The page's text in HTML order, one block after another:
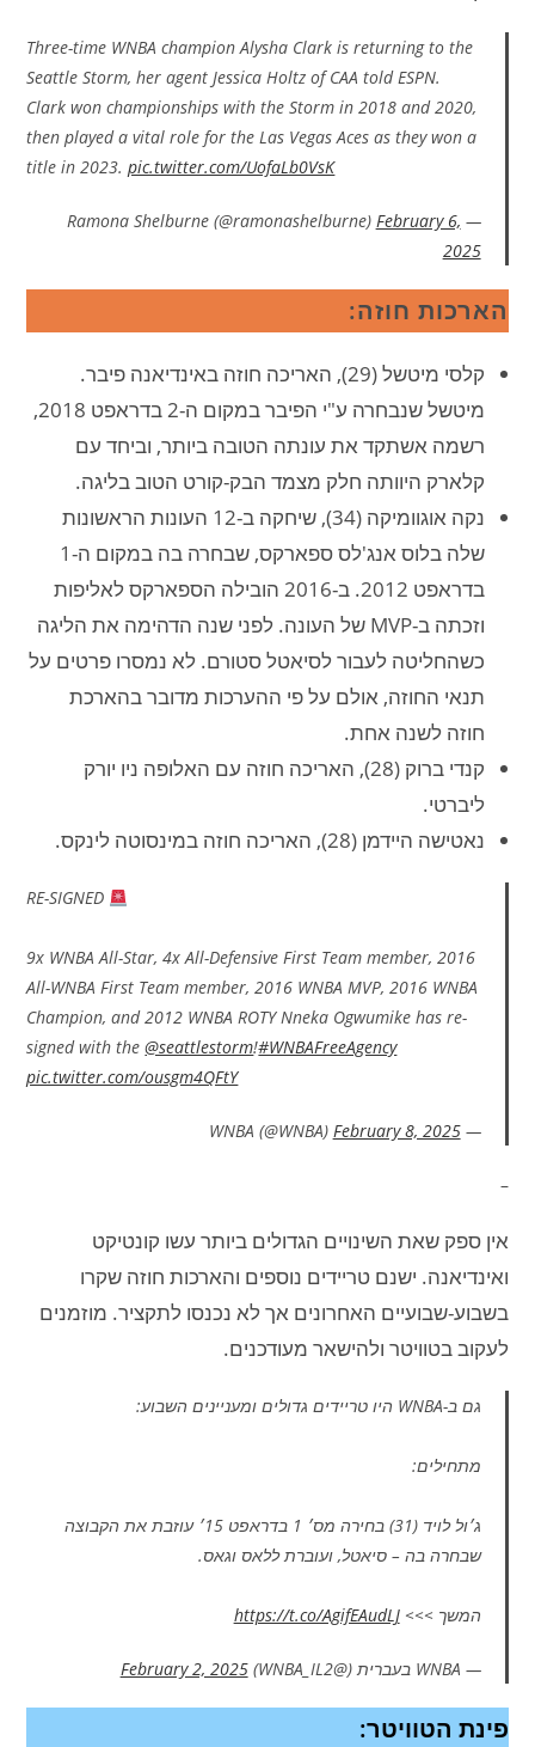
Three-time WNBA champion Alysha Clark is returning to the
Seattle Storm, her agent Jessica Holtz of CAA told ESPN.
Clark won championships with the Storm in 2018 and 2020,
then played a vital role for the Las Vegas Aces as they won a
title in 2023.pic.twitter.com/UofaLb0VsK
— Ramona Shelburne (@ramonashelburne)
February 6,
2025
הארכות חוזה:
קלסי מיטשל (29), האריכה חוזה באינדיאנה פיבר.
מיטשל שנבחרה ע"י הפיבר במקום ה-2 בדראפט 2018,
רשמה אשתקד את עונתה הטובה ביותר, וביחד עם
קלארק היוותה חלק מצמד הבק-קורט הטוב בליגה.
נקה אוגוומיקה (34), שיחקה ב-12 העונות הראשונות
שלה בלוס אנג'לס ספארקס, שבחרה בה במקום ה-1
בדראפט 2012. ב-2016 הובילה הספארקס לאליפות
וזכתה ב-MVP של העונה. לפני שנה הדהימה את הליגה
כשהחליטה לעבור לסיאטל סטורם. לא נמסרו פרטים על
תנאי החוזה, אולם על פי ההערכות מדובר בהארכת
חוזה לשנה אחת.
קנדי ברוק (28), האריכה חוזה עם האלופה ניו יורק
ליברטי.
נאטישה היידמן (28), האריכה חוזה במינסוטה לינקס.
RE-SIGNED
9x WNBA All-Star, 4x All-Defensive First Team member, 2016
All-WNBA First Team member, 2016 WNBA MVP, 2016 WNBA
Champion, and 2012 WNBA ROTY Nneka Ogwumike has re-
signed with the@seattlestorm!#WNBAFreeAgency
pic.twitter.com/ousgm4QFtY
— WNBA (@WNBA)
February 8, 2025
–
אין ספק שאת השינויים הגדולים ביותר עשו קונטיקט
ואינדיאנה. ישנם טריידים נוספים והארכות חוזה שקרו
בשבוע-שבועיים האחרונים אך לא נכנסו לתקציר. מוזמנים
לעקוב בטוויטר ולהישאר מעודכנים.
גם ב-WNBA היו טריידים גדולים ומעניינים השבוע:
מתחילים:
ג׳ול לויד (31) בחירה מס׳ 1 בדראפט 15׳ עוזבת את הקבוצה
שבחרה בה – סיאטל, ועוברת ללאס וגאס.
המשך >>>https://t.co/AgifEAudLJ
— WNBA בעברית (@WNBA_IL2) February 2, 2025
פינת הטוויטר: